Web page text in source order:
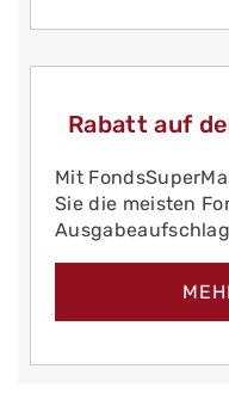
Rabatt auf
Mit
Sie die meisten